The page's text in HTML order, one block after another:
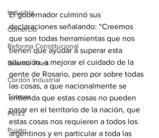
Industria
Comercio
Reforma Constitucional
Buenos Aires
Cordón Industrial
Totoras
Pérez
Pujato
El gobernador culminó sus
declaraciones señalando: “Creemos
que son todas herramientas que nos
tienen que ayudar a superar esta
situación, a mejorar el cuidado de la
gente de Rosario, pero por sobre todas
las cosas, a que nacionalmente se
entienda que estas cosas no pueden
pasar en el territorio de la nación, que
estas cosas nos requieren a todos los
argentinos y en particular a toda las